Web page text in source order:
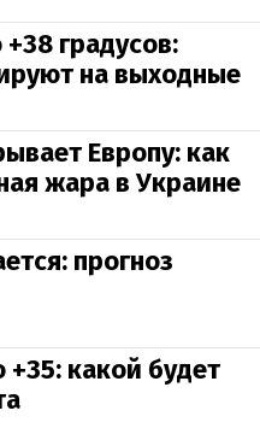
градусов:
на выходные
Европу: как
жара в Украине
прогноз
какой будет